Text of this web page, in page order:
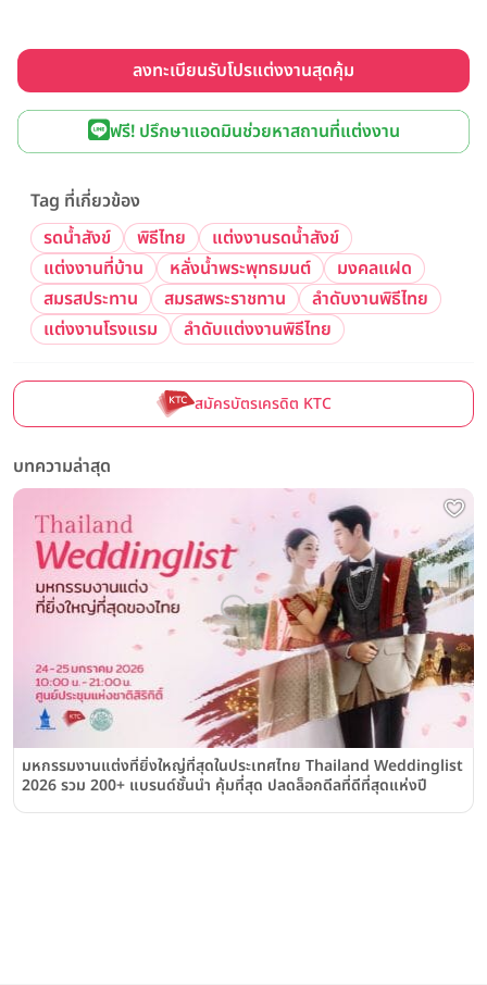
ลงทะเบียนรับโปรแต่งงานสุดคุ้ม
ฟรี! ปรึกษาแอดมินช่วยหาสถานที่แต่งงาน
Tag ที่เกี่ยวข้อง
รดน้ำสังข์
พิธีไทย
แต่งงานรดน้ำสังข์
แต่งงานที่บ้าน
หลั่งน้ำพระพุทธมนต์
มงคลแฝด
สมรสประทาน
สมรสพระราชทาน
ลำดับงานพิธีไทย
แต่งงานโรงแรม
ลำดับแต่งงานพิธีไทย
สมัครบัตรเครดิต KTC
บทความล่าสุด
มหกรรมงานแต่งที่ยิ่งใหญ่ที่สุดในประเทศไทย Thailand Weddinglist
2026 รวม 200+ แบรนด์ชั้นนำ คุ้มที่สุด ปลดล็อกดีลที่ดีที่สุดแห่งปี